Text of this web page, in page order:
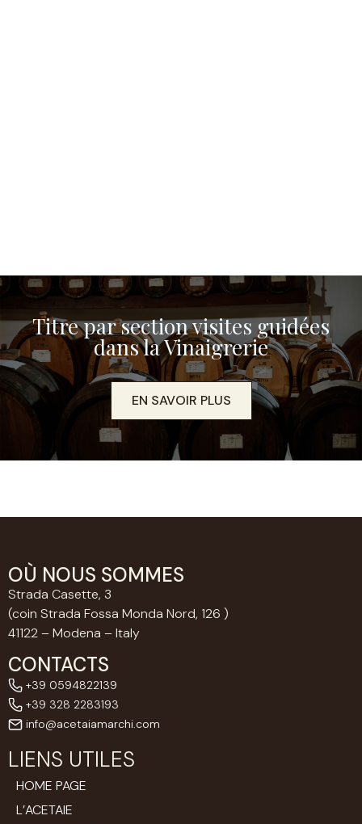
Titre par section visites guidées
dans la Vinaigrerie
EN SAVOIR PLUS
OÙ NOUS SOMMES
Strada Casette, 3
(coin Strada Fossa Monda Nord, 126 )
41122 – Modena – Italy
CONTACTS
+39 0594822139
+39 328 2283193
info@acetaiamarchi.com
LIENS UTILES
HOME PAGE
L’ACETAIE